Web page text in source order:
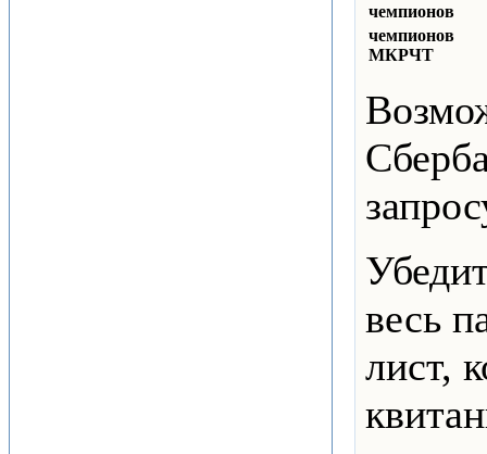
чемпионов
чемпионов
МКРЧТ
весь
лист,